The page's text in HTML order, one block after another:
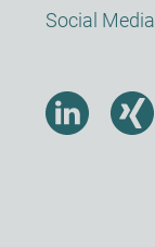
Social Media